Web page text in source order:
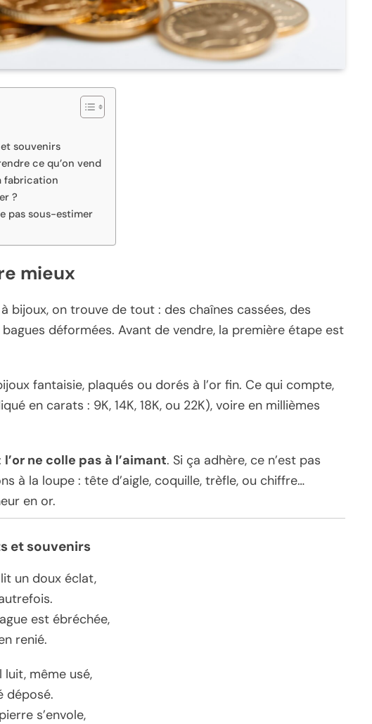
souvenirs
ce qu’on vend
fabrication
?
pas sous-estimer
mieux
bijoux, on trouve de tout : des chaînes cassées, des
bagues déformées. Avant de vendre, la première étape est
fantaisie, plaqués ou dorés à l’or fin. Ce qui compte,
en carats : 9K, 14K, 18K, ou 22K), voire en millièmes
l’or ne colle pas à l’aimant. Si ça adhère, ce n’est pas
à la loupe : tête d’aigle, coquille, trèfle, ou chiffre…
en or.
et souvenirs
un doux éclat,
est ébréchée,
renié.
luit, même usé,
déposé.
s’envole,